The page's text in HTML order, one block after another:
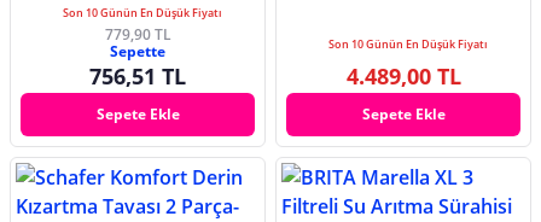
Son 10 Günün En Düşük Fiyatı
779,90 TL
Sepette
756,51 TL
Sepete Ekle
Son 10 Günün En Düşük Fiyatı
4.489,00 TL
Sepete Ekle